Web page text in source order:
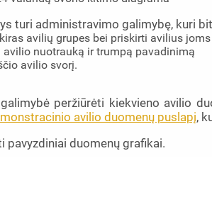
turi administravimo galimybę, kuri
avilių grupes bei priskirti avilius joms
avilio nuotrauką ir trumpą pavadinimą
avilio svorį.
peržiūrėti kiekvieno avilio
avilio duomenų puslapį,
pavyzdiniai duomenų grafikai.